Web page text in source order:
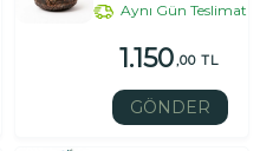
Aynı Gün Teslimat
1.150,00 TL
GÖNDER